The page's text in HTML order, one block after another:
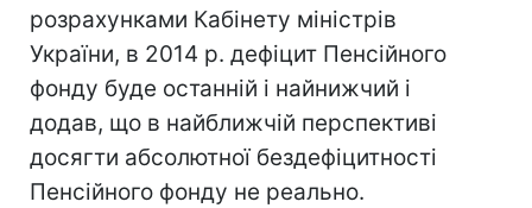
розрахунками Кабінету міністрів
України, в 2014 р. дефіцит Пенсійного
фонду буде останній і найнижчий і
додав, що в найближчій перспективі
досягти абсолютної бездефіцитності
Пенсійного фонду не реально.